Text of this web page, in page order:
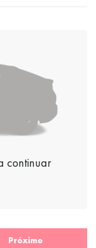
continuar
Próximo